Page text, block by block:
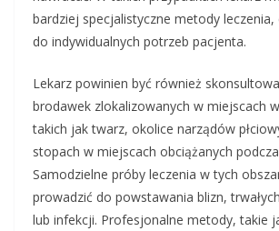
bardziej specjalistyczne metody
do indywidualnych potrzeb pacjenta.
Lekarz powinien być również
brodawek zlokalizowanych w miejscach
takich jak twarz, okolice narządów
stopach w miejscach obciążanych
Samodzielne próby leczenia w tych
prowadzić do powstawania blizn,
lub infekcji. Profesjonalne metody, takie